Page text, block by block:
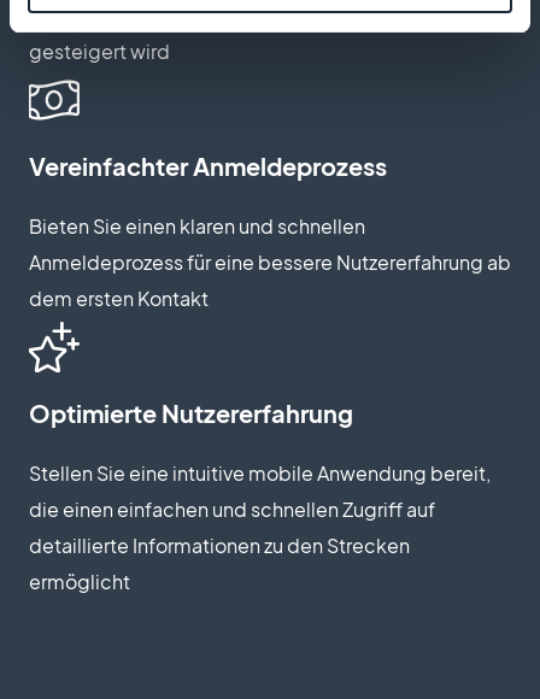
wodurch die Attraktivität für neue Abonnenten
gesteigert wird
Vereinfachter Anmeldeprozess
Bieten Sie einen klaren und schnellen
Anmeldeprozess für eine bessere Nutzererfahrung ab
dem ersten Kontakt
Optimierte Nutzererfahrung
Stellen Sie eine intuitive mobile Anwendung bereit,
die einen einfachen und schnellen Zugriff auf
detaillierte Informationen zu den Strecken
ermöglicht